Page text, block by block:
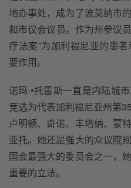
地办事处，成为了波莫纳市
和市议会议员。作为州参议
疗法案”为加利福尼亚的患
要作用。
诺玛·•托雷斯一直是内陆城
竞选为代表加利福尼亚州第
卢明顿、奇诺、丰塔纳、蒙
亚托。她还是强大的众议院
国会最强大的委员会之一，
重要的立法。